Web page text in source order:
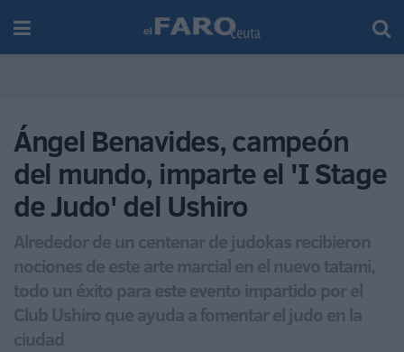
Ángel Benavides, campeón
del mundo, imparte el 'I Stage
de Judo' del Ushiro
Alrededor de un centenar de judokas recibieron
nociones de este arte marcial en el nuevo tatami,
todo un éxito para este evento impartido por el
Club Ushiro que ayuda a fomentar el judo en la
ciudad